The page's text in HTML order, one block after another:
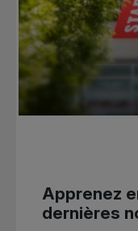
Apprenez
dernières